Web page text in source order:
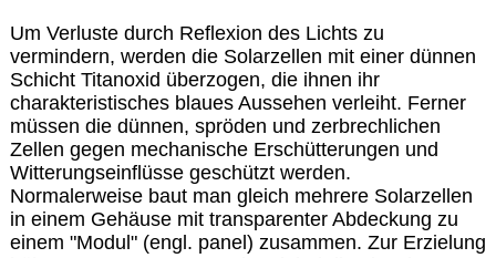
Um Verluste durch Reflexion des Lichts zu
vermindern, werden die Solarzellen mit einer dünnen
Schicht Titanoxid überzogen, die ihnen ihr
charakteristisches blaues Aussehen verleiht. Ferner
müssen die dünnen, spröden und zerbrechlichen
Zellen gegen mechanische Erschütterungen und
Witterungseinflüsse geschützt werden.
Normalerweise baut man gleich mehrere Solarzellen
in einem Gehäuse mit transparenter Abdeckung zu
einem "Modul" (engl. panel) zusammen. Zur Erzielung